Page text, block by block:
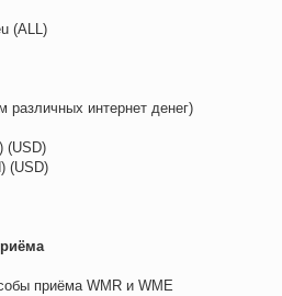
(ALL)
различных интернет денег)
(USD)
(USD)
приёма WMR и WME